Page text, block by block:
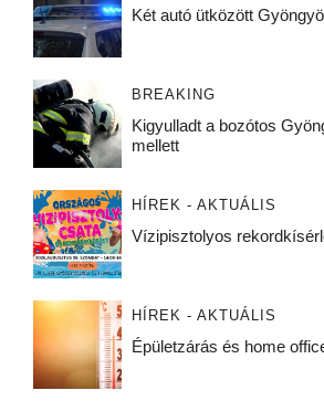
Két autó ütközött
BREAKING
Kigyulladt a bozótos
mellett
HÍREK - AKTUÁLIS
Vízipisztolyos
HÍREK - AKTUÁLIS
Épületzárás és home